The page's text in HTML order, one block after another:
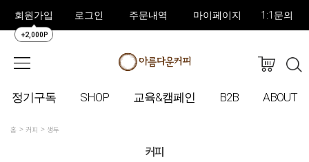
회원가입
+2,000P
로그인 주문내역 마이페이지 1:1문의
정기구독 SHOP 교육&캠페인 B2B ABOUT
홈 커피 생두
커피